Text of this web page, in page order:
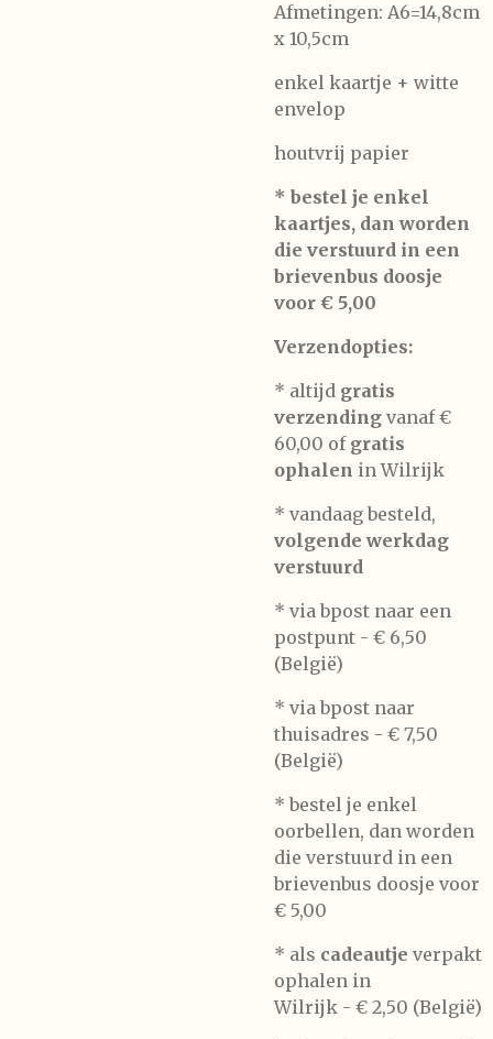
Afmetingen: A6=14,8cm
x 10,5cm
enkel kaartje + witte
envelop
houtvrij papier
* bestel je enkel
kaartjes, dan worden
die verstuurd in een
brievenbus doosje
voor € 5,00
Verzendopties:
* altijd gratis
verzending vanaf €
60,00 of gratis
ophalen in Wilrijk
* vandaag besteld,
volgende werkdag
verstuurd
* via bpost naar een
postpunt - € 6,50
(België)
* via bpost naar
thuisadres - € 7,50
(België)
* bestel je enkel
oorbellen, dan worden
die verstuurd in een
brievenbus doosje voor
€ 5,00
* als cadeautje verpakt
ophalen in
Wilrijk - € 2,50 (België)